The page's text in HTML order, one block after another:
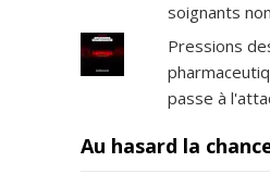
soignants
Pressions
passe à
Au hasard la